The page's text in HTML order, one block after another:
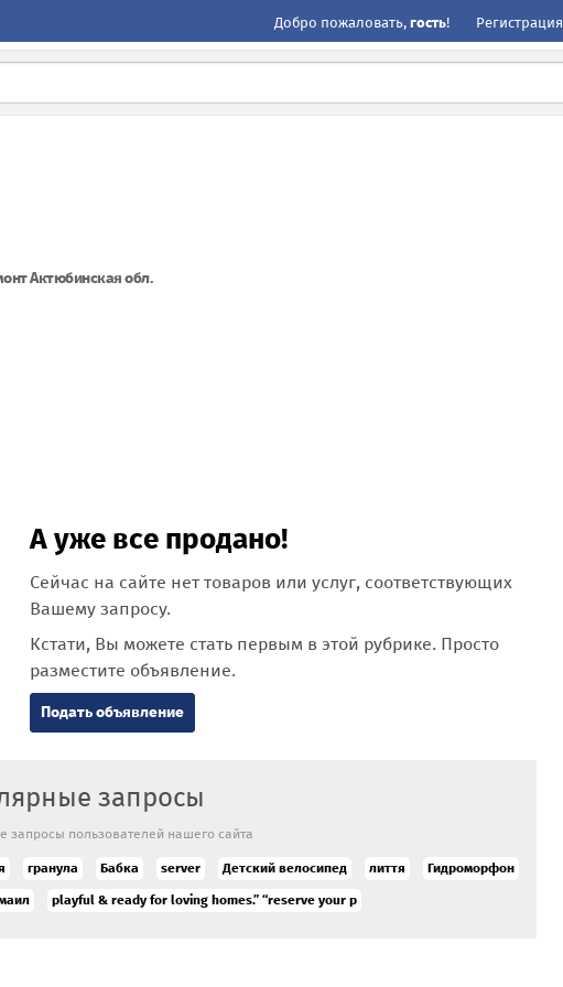
Добро пожаловать, гость! Регистрация
Актюбинская обл.
А уже все продано!
Сейчас на сайте нет товаров или услуг, соответствующих
Вашему запросу.
Кстати, Вы можете стать первым в этой рубрике. Просто
разместите объявление.
Подать объявление
запросы
запросы пользователей нашего сайта
гранула Бабка server Детский велосипед лиття Гидроморфон
playful & ready for loving homes.” “reserve your p